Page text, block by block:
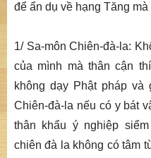
để ẩn dụ về hạng Tăng
1/ Sa-môn Chiên-đà-la:
của mình mà thân cận
không dạy Phật pháp và
Chiên-đà-la nếu có y bát
thân khẩu ý nghiệp
chiên đà la không có tâm